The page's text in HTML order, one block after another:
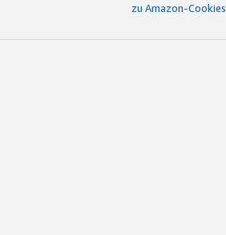
zu Amazon-Cookies